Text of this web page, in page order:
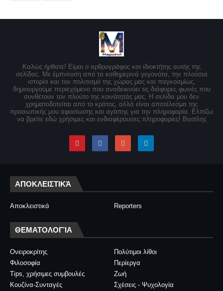
Καλώς ήρθατε! Είμαι ο αρθρογράφος και ιδιοκτήτης αυτής της
σελίδας. Με έμπνευση από τα καθημερινά γεγονότα, την πλούσια
ιστορία και τον πολιτισμό της χώρας μας και παγκοσμίως,
δημιουργούμε περιεχόμενο που αναδεικνύει τις διάφορες φωνές που
συνθέτουν τον πλούτο της κοινότητάς μας. Η σελίδα μου δεν
χρηματοδοτείται από το κράτος, αλλά είναι αποτέλεσμα της
προσωπικής μου αφοσίωσης και αγάπης για την πληροφορία. Ελπίζω
να βρείτε εδώ χρήσιμες και ενδιαφέρουσες πληροφορίες! Βασίλης
ΑΠΟΚΛΕΙΣΤΙΚΆ
Αποκλειστικά Reporters
ΘΕΜΑΤΟΛΟΓΊΑ
Ονειροκρίτης
Πολύτιμοι λίθοι
Φιλοσοφία
Περίεργα
Tips, χρήσιμες συμβουλές
Ζωή
Κουζίνα-Συνταγές
Σχέσεις - Ψυχολογία